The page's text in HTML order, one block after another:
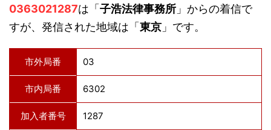
0363021287は「 子浩法律事務所 」からの着信で
すが、発信された地域は「 東京 」です。
市外局番 03
市内局番 6302
加入者番号 1287